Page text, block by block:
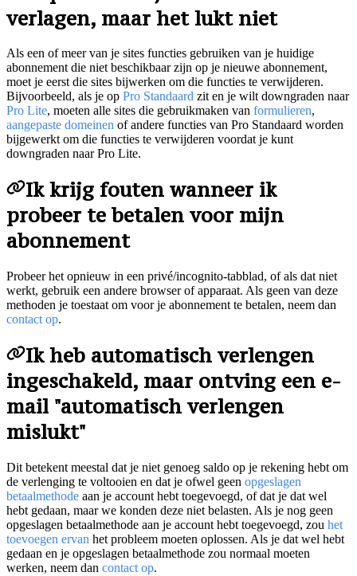
verlagen, maar het lukt niet
Als een of meer van je sites functies gebruiken van je huidige
abonnement die niet beschikbaar zijn op je nieuwe abonnement,
moet je eerst die sites bijwerken om die functies te verwijderen.
Bijvoorbeeld, als je op Pro Standaard zit en je wilt downgraden naar
Pro Lite, moeten alle sites die gebruikmaken van formulieren,
aangepaste domeinen of andere functies van Pro Standaard worden
bijgewerkt om die functies te verwijderen voordat je kunt
downgraden naar Pro Lite.
Ik krijg fouten wanneer ik
probeer te betalen voor mijn
abonnement
Probeer het opnieuw in een privé/incognito-tabblad, of als dat niet
werkt, gebruik een andere browser of apparaat. Als geen van deze
methoden je toestaat om voor je abonnement te betalen, neem dan
contact op.
Ik heb automatisch verlengen
ingeschakeld, maar ontving een e-
mail "automatisch verlengen
mislukt"
Dit betekent meestal dat je niet genoeg saldo op je rekening hebt om
de verlenging te voltooien en dat je ofwel geen opgeslagen
betaalmethode aan je account hebt toegevoegd, of dat je dat wel
hebt gedaan, maar we konden deze niet belasten. Als je nog geen
opgeslagen betaalmethode aan je account hebt toegevoegd, zou het
toevoegen ervan het probleem moeten oplossen. Als je dat wel hebt
gedaan en je opgeslagen betaalmethode zou normaal moeten
werken, neem dan contact op.